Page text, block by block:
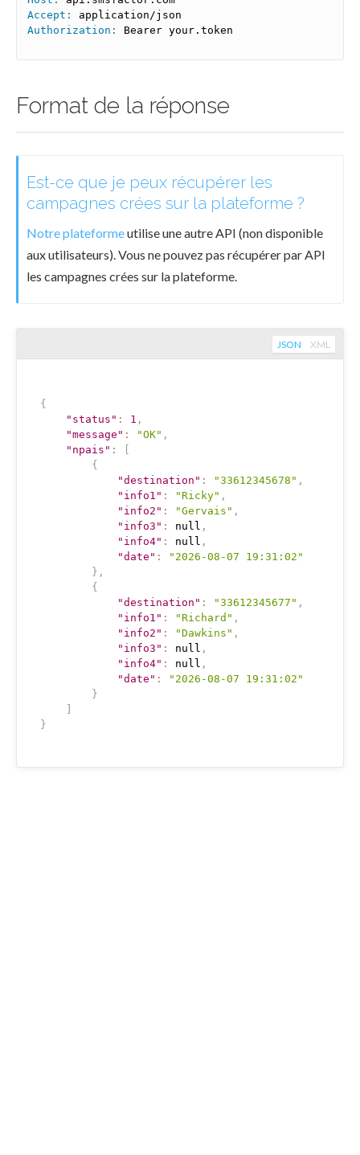
Accept:
Authorization:
Bearer your.token
Format de la réponse
Est-ce que je peux récupérer les
campagnes crées sur la plateforme ?
Notre plateformeutilise une autre API (non disponible
aux utilisateurs). Vous ne pouvez pas récupérer par API
les campagnes crées sur la plateforme.
JSON XML
{
"status" : 1 ,
"message" : "OK" ,
"npais" :
{
"destination" : "33612345678" ,
"info1" : "Ricky" ,
"info2" : "Gervais" ,
"info3" : null ,
"info4" : null ,
"date" :
"2026-08-07 19:31:02"
} ,
{
"destination" : "33612345677" ,
"info1" : "Richard" ,
"info2" : "Dawkins" ,
"info3" : null ,
"info4" : null ,
"date" :
"2026-08-07 19:31:02"
}
}